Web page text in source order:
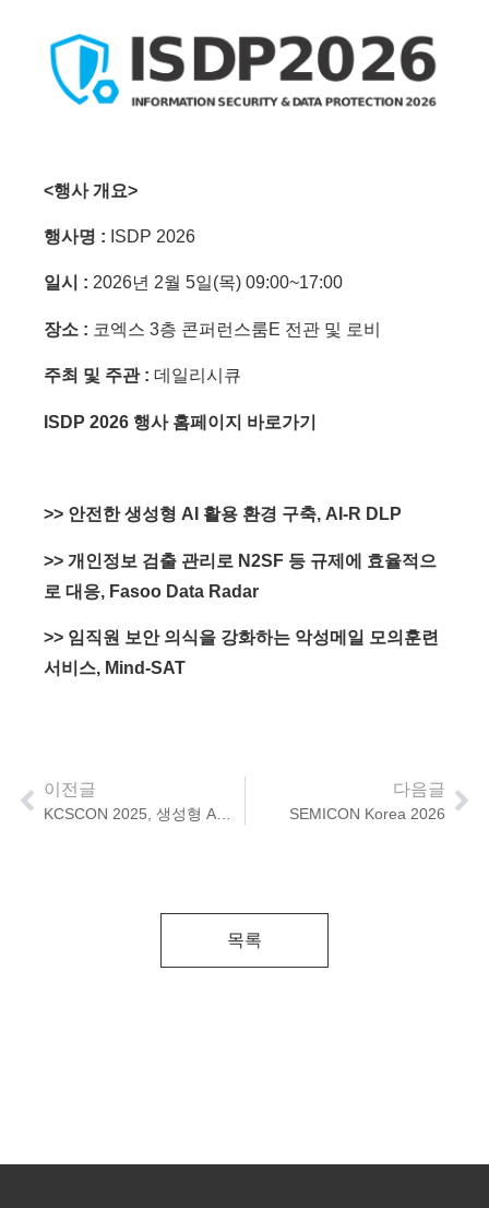
<행사 개요>
행사명 : ISDP 2026
일시 : 2026년 2월 5일(목) 09:00~17:00
장소 : 코엑스 3층 콘퍼런스룸E 전관 및 로비
주최 및 주관 : 데일리시큐
ISDP 2026 행사 홈페이지 바로가기
>> 안전한 생성형 AI 활용 환경 구축, AI-R DLP
>> 개인정보 검출 관리로 N2SF 등 규제에 효율적으
로 대응, Fasoo Data Radar
>> 임직원 보안 의식을 강화하는 악성메일 모의훈련
서비스, Mind-SAT
이전글 다음글
SEMICON Korea 2026
목록